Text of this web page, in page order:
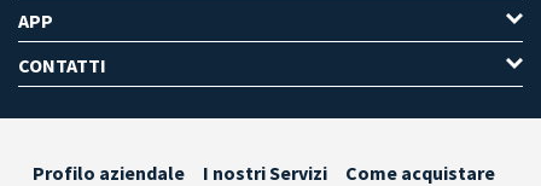
APP
CONTATTI
Profilo aziendale I nostri Servizi
Come acquistare